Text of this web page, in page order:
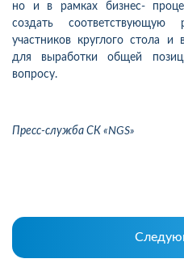
но и в рамках бизнес-
создать
участников круглого стола и
для выработки общей
вопросу.
Пресс-служба СК «NGS»